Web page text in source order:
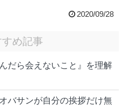
2020/09/28
すめ記事
だら会えないこと』を理解
バサンが自分の挨拶だけ無